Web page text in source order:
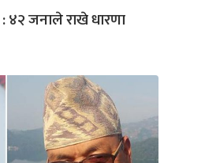
४२ जनाले राखे धारणा